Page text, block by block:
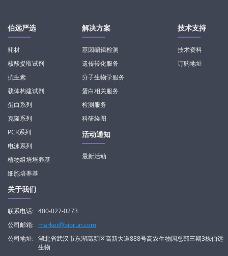
伯远严选
耗材
核酸提取试剂
抗生素
载体构建试剂
蛋白系列
克隆系列
PCR系列
电泳系列
植物组培培养基
细胞培养基
解决方案
基因编辑检测
遗传转化服务
分子生物学服务
蛋白相关服务
检测服务
科研绘图
技术支持
技术资料
订购地址
活动通知
最新活动
关于我们
联系电话: 400-027-0273
公司邮箱: market@biorun.com
公司地址: 湖北省武汉市东湖高新区高新大道888号高农生物园总部三期3栋伯远
生物